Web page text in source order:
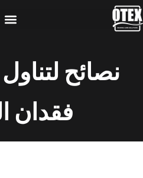
نصائح
فقدان